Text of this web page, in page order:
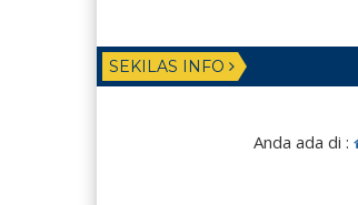
SEKILAS INFO
Anda ada di :